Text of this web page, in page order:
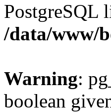
PostgreSQL
/data/www/
Warning:
boolean